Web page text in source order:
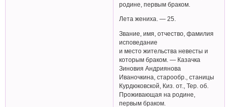
родине, первым браком.
Лета жениха. — 25.
Звание, имя, отчество, фамилия
исповедание
и место жительства невесты и
которым браком. — Казачка
Зиновия Андриянова
Иваночкина, старообр., станицы
Курдюковской, Киз. от., Тер. об.
Проживающая на родине,
первым браком.